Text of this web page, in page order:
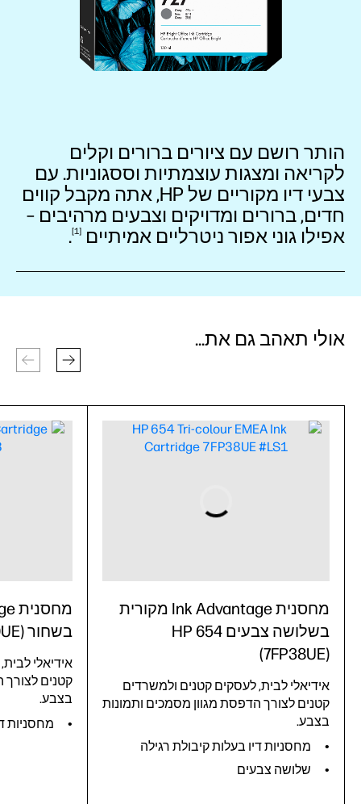
הותר רושם עם ציורים ברורים וקלים
לקריאה ומצגות עוצמתיות וססגוניות. עם
צבעי דיו מקוריים של HP‏, אתה מקבל קווים
חדים, ברורים ומדויקים וצבעים מרהיבים –
אפילו גוני אפור ניטרליים אמיתיים 1
.
אולי תאהב גם את...
בשחור HP 654 (7FP39UE)
אידיאלי
קטנים לצורך
בצבע.
מחסניות
מחסנית Ink Advantage מקורית
בשלושה צבעים HP 654
(7FP38UE)
אידיאלי לבית, לעסקים קטנים ולמשרדים
קטנים לצורך הדפסת מגוון מסמכים ותמונות
בצבע.
מחסניות דיו בעלות קיבולת רגילה
שלושה צבעים